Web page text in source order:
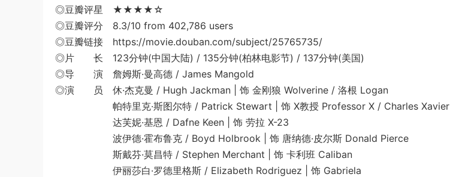
◎豆瓣评星 ★★★★☆
◎豆瓣评分 8.3/10 from 402,786 users
◎豆瓣链接 https://movie.douban.com/subject/25765735/
◎片 长 123分钟(中国大陆) / 135分钟(柏林电影节) / 137分钟(美国)
◎导 演 詹姆斯·曼高德 / James Mangold
◎演 员 休·杰克曼 / Hugh Jackman | 饰 金刚狼 Wolverine / 洛根 Logan
帕特里克·斯图尔特 / Patrick Stewart | 饰 X教授 Professor X / Charles Xavier
达芙妮·基恩 / Dafne Keen | 饰 劳拉 X-23
波伊德·霍布鲁克 / Boyd Holbrook | 饰 唐纳德·皮尔斯 Donald Pierce
斯戴芬·莫昌特 / Stephen Merchant | 饰 卡利班 Caliban
伊丽莎白·罗德里格斯 / Elizabeth Rodriguez | 饰 Gabriela